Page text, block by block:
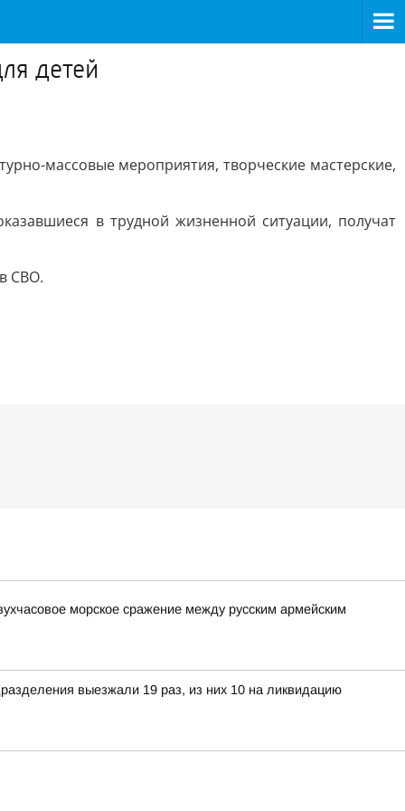
детей
массовые мероприятия, творческие мастерские,
в трудной жизненной ситуации, получат
СВО.
морское сражение между русским армейским
выезжали 19 раз, из них 10 на ликвидацию